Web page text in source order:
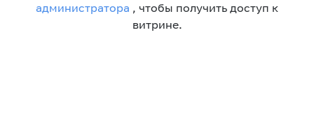
администратора , чтобы получить доступ к
витрине.